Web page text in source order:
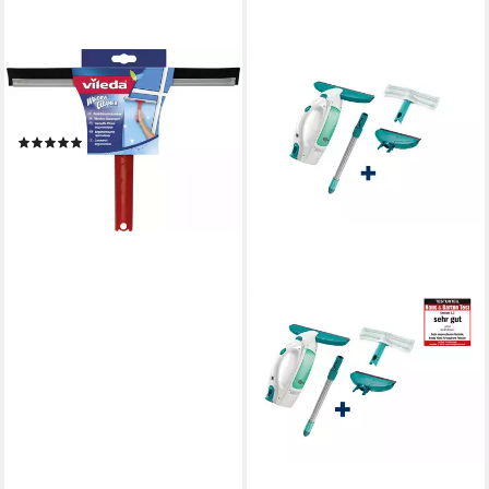
VILEDA
Duschabzieher Vileda
Abzieher Profi 29 cm
(5)
lieferbar - in 2-3 Werktagen bei dir